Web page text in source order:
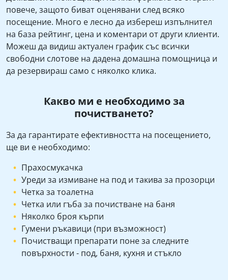
повече, защото биват оценявани след всяко
посещение. Много е лесно да избереш изпълнител
на база рейтинг, цена и коментари от други клиенти.
Можеш да видиш актуален график със всички
свободни слотове на дадена домашна помощница и
да резервираш само с няколко клика.
Какво ми е необходимо за
почистването?
За да гарантирате ефективността на посещението,
ще ви е необходимо:
Прахосмукачка
Уреди за измиване на под и такива за прозорци
Четка за тоалетна
Четка или гъба за почистване на баня
Няколко броя кърпи
Гумени ръкавици (при възможност)
Почистващи препарати поне за следните
повърхности - под, баня, кухня и стъкло